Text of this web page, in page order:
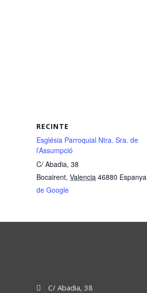
RECINTE
Església Parroquial Ntra. Sra. de
l’Assumpció
C/ Abadia, 38
Bocairent, Valencia 46880 Espanya
de Google
C/ Abadia, 38